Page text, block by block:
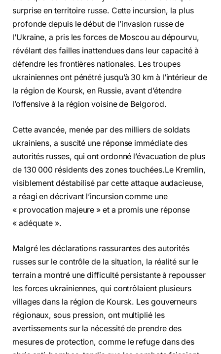
surprise en territoire russe. Cette incursion, la plus
profonde depuis le début de l’invasion russe de
l’Ukraine, a pris les forces de Moscou au dépourvu,
révélant des failles inattendues dans leur capacité à
défendre les frontières nationales. Les troupes
ukrainiennes ont pénétré jusqu’à 30 km à l’intérieur de
la région de Koursk, en Russie, avant d’étendre
l’offensive à la région voisine de Belgorod.
Cette avancée, menée par des milliers de soldats
ukrainiens, a suscité une réponse immédiate des
autorités russes, qui ont ordonné l’évacuation de plus
de 130 000 résidents des zones touchées.Le Kremlin,
visiblement déstabilisé par cette attaque audacieuse,
a réagi en décrivant l’incursion comme une
« provocation majeure » et a promis une réponse
« adéquate ».
Malgré les déclarations rassurantes des autorités
russes sur le contrôle de la situation, la réalité sur le
terrain a montré une difficulté persistante à repousser
les forces ukrainiennes, qui contrôlaient plusieurs
villages dans la région de Koursk. Les gouverneurs
régionaux, sous pression, ont multiplié les
avertissements sur la nécessité de prendre des
mesures de protection, comme le refuge dans des